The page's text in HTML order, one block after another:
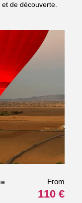
de découverte.
From
110 €